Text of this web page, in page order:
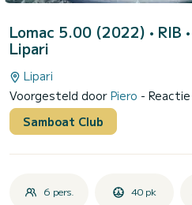
Lomac 5.00 (2022) • RIB
Lipari
Lipari
Voorgesteld door Piero -
Samboat Club
6 pers. 40 pk